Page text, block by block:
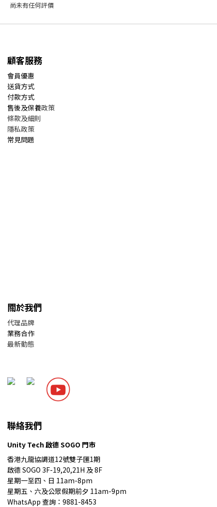
尚未有任何評價
顧客服務
會員優惠
送貨方式
付款方式
售後及保養政策
條款及細則
隱私政策
常見問題
關於我們
代理品牌
業務合作
最新動態
聯絡我們
Unity Tech 啟德 SOGO 門市
香港九龍協調道12號雙子匯1期
啟德 SOGO 3F-19,20,21H 及 8F
星期一至四、日 11am-8pm
星期五、六及公眾假期前夕 11am-9pm
WhatsApp 查詢：9881-8453